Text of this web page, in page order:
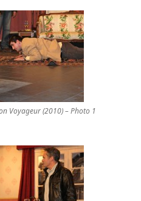
Voyageur (2010) – Photo 1